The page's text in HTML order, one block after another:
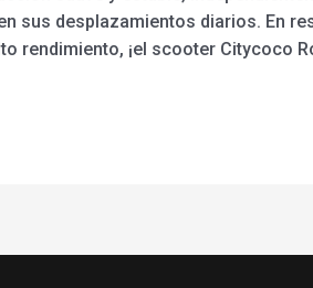
sus desplazamientos diarios. En
rendimiento, ¡el scooter Citycoco